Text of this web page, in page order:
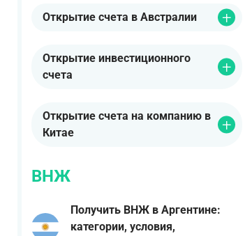
Открытие счета в Австралии
Открытие инвестиционного
счета
Открытие счета на компанию в
Китае
ВНЖ
Получить ВНЖ в Аргентине:
категории, условия,